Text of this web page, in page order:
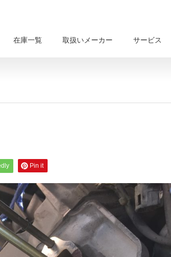
在庫一覧 取扱いメーカー サービス
Pin it